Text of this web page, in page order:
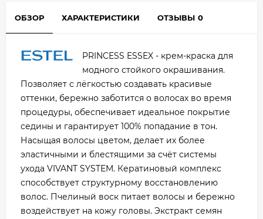
ОБЗОР ХАРАКТЕРИСТИКИ ОТЗЫВЫ 0
PRINCESS ESSEX - крем-краска для
модного стойкого окрашивания.
Позволяет с лёгкостью создавать красивые
оттенки, бережно заботится о волосах во время
процедуры, обеспечивает идеальное покрытие
седины и гарантирует 100% попадание в тон.
Насыщая волосы цветом, делает их более
эластичными и блестящими за счёт системы
ухода VIVANT SYSTEM. Кератиновый комплекс
способствует структурному восстановлению
волос. Пчелиный воск питает волосы и бережно
воздействует на кожу головы. Экстракт семян